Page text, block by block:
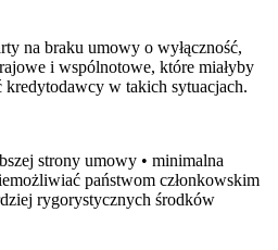
na braku umowy o wyłączność,
i wspólnotowe, które miałyby
w takich sytuacjach.
strony umowy • minimalna
państwom członkowskim
rygorystycznych środków